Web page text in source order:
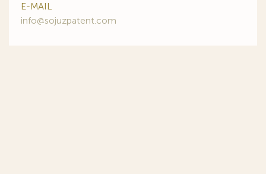
E-MAIL
info@sojuzpatent.com